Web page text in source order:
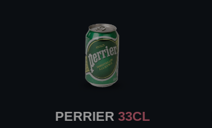
PERRIER 33CL